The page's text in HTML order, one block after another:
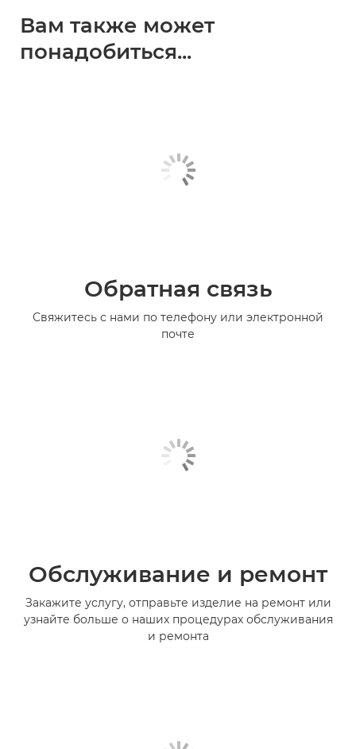
Вам также может
понадобиться...
Обратная связь
Свяжитесь с нами по телефону или электронной
почте
Обслуживание и ремонт
Закажите услугу, отправьте изделие на ремонт или
узнайте больше о наших процедурах обслуживания
и ремонта